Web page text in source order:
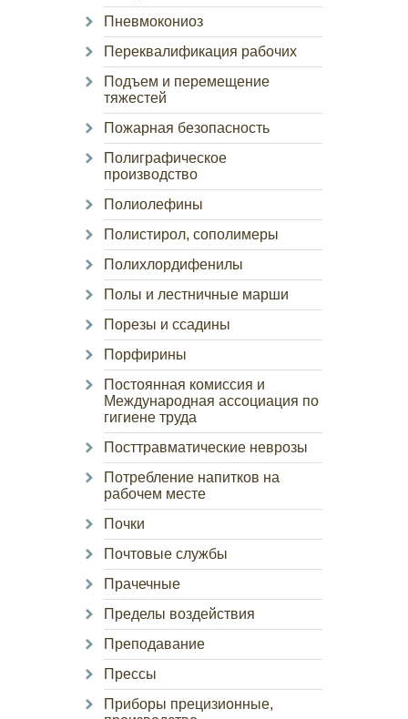
Пневмокониоз
Переквалификация рабочих
Подъем и перемещение
тяжестей
Пожарная безопасность
Полиграфическое
производство
Полиолефины
Полистирол, сополимеры
Полихлордифенилы
Полы и лестничные марши
Порезы и ссадины
Порфирины
Постоянная комиссия и
Международная ассоциация по
гигиене труда
Посттравматические неврозы
Потребление напитков на
рабочем месте
Почки
Почтовые службы
Прачечные
Пределы воздействия
Преподавание
Прессы
Приборы прецизионные,